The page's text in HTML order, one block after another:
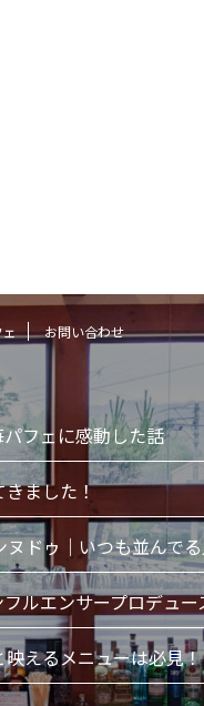
お問い合わせ
フェに感動した話
ました！
ドゥ｜いつも並んでる
ルエンサープロデュー
えるメニューは必見！